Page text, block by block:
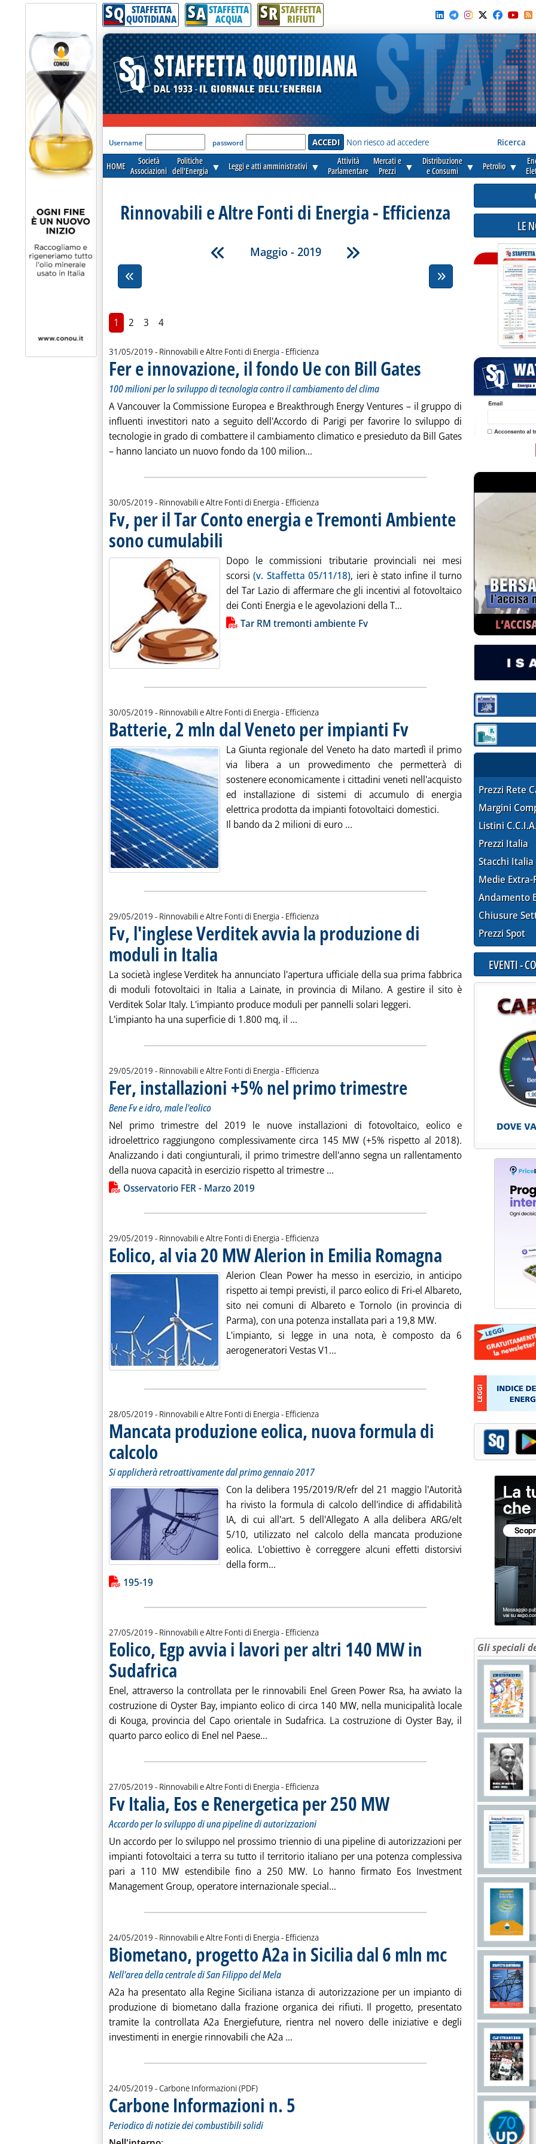
SQ STAFFETTA
QUOTIDIANA SA STAFFETTA
ACQUA SR STAFFETTA
RIFIUTI
'Modulo Login per accedere'
Username password Non riesco ad accedere Ricerca
HOME
Società
Associazioni
Politiche
dell'Energia ▼ Leggi e atti amministrativi ▼
Attività
Parlamentare
Mercati e
Prezzi
▼
Distribuzione
e Consumi
▼ Petrolio ▼
Rinnovabili e Altre Fonti di Energia - Efficienza
Maggio - 2019
1 2 3 4
31/05/2019 - Rinnovabili e Altre Fonti di Energia - Efficienza
Fer e innovazione, il fondo Ue con Bill Gates . Sottotitolo: 100 milioni per lo
. Pubblicata venerdì 31 maggio 2019
100 milioni per lo sviluppo di tecnologia contro il cambiamento del clima
A Vancouver la Commissione Europea e Breakthrough Energy Ventures – il gruppo di
influenti investitori nato a seguito dell'Accordo di Parigi per favorire lo sviluppo di
tecnologie in grado di combattere il cambiamento climatico e presieduto da Bill Gates
– hanno lanciato un nuovo fondo da 100 milion... Leggi tutta la notizia: 'Fer e innovazione, il fondo Ue
30/05/2019 - Rinnovabili e Altre Fonti di Energia - Efficienza
Fv, per il Tar Conto energia e Tremonti Ambiente
sono cumulabili . Pubblicata giovedì 30 maggio 2019 alle 15.55.
Dopo le commissioni tributarie provinciali nei mesi
scorsi(v. Staffetta 05/11/18), ieri è stato infine il turno
del Tar Lazio di affermare che gli incentivi al fotovoltaico
dei Conti Energia e le agevolazioni della T... Leggi tutta la notizia: 'Fv, per
Lista allegati PDF alla notiziaTar RM tremonti ambiente Fv
30/05/2019 - Rinnovabili e Altre Fonti di Energia - Efficienza
Batterie, 2 mln dal Veneto per impianti Fv. Pubblicata giovedì 30 maggio 2019 alle
La Giunta regionale del Veneto ha dato martedì il primo
via libera a un provvedimento che permetterà di
sostenere economicamente i cittadini veneti nell'acquisto
ed installazione di sistemi di accumulo di energia
elettrica prodotta da impianti fotovoltaici domestici.
Il bando da 2 milioni di euro ... Leggi tutta la notizia: 'Batterie, 2 mln dal
29/05/2019 - Rinnovabili e Altre Fonti di Energia - Efficienza
Fv, l'inglese Verditek avvia la produzione di
moduli in Italia . Pubblicata mercoledì 29 maggio 2019 alle 18.43.
La società inglese Verditek ha annunciato l'apertura ufficiale della sua prima fabbrica
di moduli fotovoltaici in Italia a Lainate, in provincia di Milano. A gestire il sito è
Verditek Solar Italy. L'impianto produce moduli per pannelli solari leggeri.
L'impianto ha una superficie di 1.800 mq, il ... Leggi tutta la notizia: 'Fv, l'inglese Verditek avvia la
29/05/2019 - Rinnovabili e Altre Fonti di Energia - Efficienza
Fer, installazioni +5% nel primo trimestre . Sottotitolo: Bene Fv e idro, male l'eolico
. Pubblicata mercoledì 29 maggio 2019 alle
Bene Fv e idro, male l'eolico
Nel primo trimestre del 2019 le nuove installazioni di fotovoltaico, eolico e
idroelettrico raggiungono complessivamente circa 145 MW (+5% rispetto al 2018).
Analizzando i dati congiunturali, il primo trimestre dell'anno segna un rallentamento
della nuova capacità in esercizio rispetto al trimestre ... Leggi tutta la notizia: 'Fer, installazioni +5%
Lista allegati PDF alla notizia
Osservatorio FER - Marzo 2019
29/05/2019 - Rinnovabili e Altre Fonti di Energia - Efficienza
Eolico, al via 20 MW Alerion in Emilia Romagna . Pubblicata mercoledì 29
Alerion Clean Power ha messo in esercizio, in anticipo
rispetto ai tempi previsti, il parco eolico di Fri-el Albareto,
sito nei comuni di Albareto e Tornolo (in provincia di
Parma), con una potenza installata pari a 19,8 MW.
L'impianto, si legge in una nota, è composto da 6
aerogeneratori Vestas V1... Leggi tutta la notizia: 'Eolico, al via 20 MW
28/05/2019 - Rinnovabili e Altre Fonti di Energia - Efficienza
Mancata produzione eolica, nuova formula di
calcolo . Sottotitolo: Si applicherà retroattivamente dal primo gennaio 2017
. Pubblicata martedì 28 maggio 2019 alle 11.46.
Si applicherà retroattivamente dal primo gennaio 2017
Con la delibera 195/2019/R/efr del 21 maggio l'Autorità
ha rivisto la formula di calcolo dell'indice di affidabilità
IA, di cui all'art. 5 dell'Allegato A alla delibera ARG/elt
5/10, utilizzato nel calcolo della mancata produzione
eolica. L'obiettivo è correggere alcuni effetti distorsivi
della form... Leggi tutta la notizia: 'Mancata produzione eolica, nuova
Lista allegati PDF alla notizia
195-19
27/05/2019 - Rinnovabili e Altre Fonti di Energia - Efficienza
Eolico, Egp avvia i lavori per altri 140 MW in
Sudafrica. Pubblicata lunedì 27 maggio 2019 alle 17.27.
Enel, attraverso la controllata per le rinnovabili Enel Green Power Rsa, ha avviato la
costruzione di Oyster Bay, impianto eolico di circa 140 MW, nella municipalità locale
di Kouga, provincia del Capo orientale in Sudafrica. La costruzione di Oyster Bay, il
quarto parco eolico di Enel nel Paese... Leggi tutta la notizia: 'Eolico, Egp avvia i lavori per altri 140
27/05/2019 - Rinnovabili e Altre Fonti di Energia - Efficienza
Fv Italia, Eos e Renergetica per 250 MW. Sottotitolo: Accordo per lo sviluppo di una pipeline
. Pubblicata lunedì 27 maggio 2019 alle 10.49.
Accordo per lo sviluppo di una pipeline di autorizzazioni
Un accordo per lo sviluppo nel prossimo triennio di una pipeline di autorizzazioni per
impianti fotovoltaici a terra su tutto il territorio italiano per una potenza complessiva
pari a 110 MW estendibile fino a 250 MW. Lo hanno firmato Eos Investment
Management Group, operatore internazionale special... Leggi tutta la notizia: 'Fv Italia, Eos e
24/05/2019 - Rinnovabili e Altre Fonti di Energia - Efficienza
Biometano, progetto A2a in Sicilia dal 6 mln mc . Sottotitolo: Nell'area della
. Pubblicata venerdì 24
Nell'area della centrale di San Filippo del Mela
A2a ha presentato alla Regine Siciliana istanza di autorizzazione per un impianto di
produzione di biometano dalla frazione organica dei rifiuti. Il progetto, presentato
tramite la controllata A2a Energiefuture, rientra nel novero delle iniziative e degli
investimenti in energie rinnovabili che A2a ... Leggi tutta la notizia: 'Biometano, progetto A2a in
24/05/2019 - Carbone Informazioni (PDF)
Carbone Informazioni n. 5
Periodico di notizie dei combustibili solidi
LE
Sezione:
Sezione:
Prezzi Rete
Margini
Listini
Prezzi Italia
Stacchi Italia
Medie Extra-
Andamento
Chiusure
Prezzi Spot
EVENTI -
Gli speciali